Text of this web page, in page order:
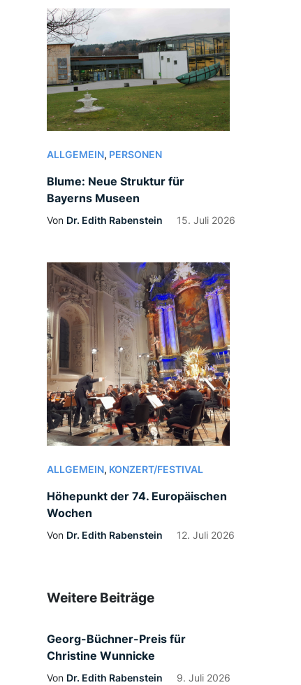
ALLGEMEIN, PERSONEN
Blume: Neue Struktur für
Bayerns Museen
Von Dr. Edith Rabenstein 15. Juli 2026
ALLGEMEIN, KONZERT/FESTIVAL
Höhepunkt der 74. Europäischen
Wochen
Von Dr. Edith Rabenstein 12. Juli 2026
Weitere Beiträge
Georg-Büchner-Preis für
Christine Wunnicke
Von Dr. Edith Rabenstein 9. Juli 2026